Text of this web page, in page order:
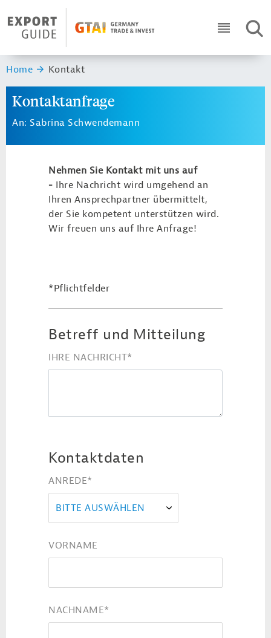
Header Logo
ICON
Sie sind hier:
Home Kontakt
Kontaktanfrage
An: Sabrina Schwendemann
Nehmen Sie Kontakt mit uns auf
- Ihre Nachricht wird umgehend an
Ihren Ansprechpartner übermittelt,
der Sie kompetent unterstützen wird.
Wir freuen uns auf Ihre Anfrage!
*Pflichtfelder
Betreff und Mitteilung
IHRE NACHRICHT*
Kontaktdaten
ANREDE*
BITTE AUSWÄHLEN
VORNAME
NACHNAME*